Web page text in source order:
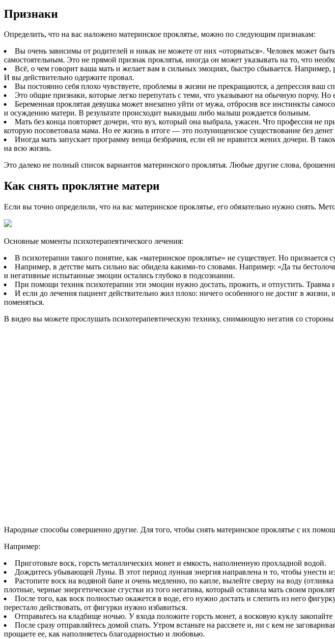
Признаки
Определить, что на вас наложено материнское проклятье, можно по следующим признакам:
Вы очень зависимы от родителей и никак не можете от них «оторваться». Человек может
самостоятельным. Это не прямой признак проклятья, иногда он может указывать на то, что
Всё, о чем говорит ваша мать и желает вам в сильных эмоциях, быстро сбывается. Например,
И вы действительно одержите провал.
Вы постоянно себя плохо чувствуете, проблемы в жизни не прекращаются, а депрессия ваш
Это общие признаки, которые легко перепутать с теми, что указывают на обычную порчу.
Беременная проклятая девушка может внезапно уйти от мужа, отбросив все инстинкты
и осуждению матери. В результате происходит выкидыш либо малыш рождается больным.
Мать без конца повторяет дочери, что вуз, который она выбрала, ужасен. Что профессия не
которую посоветовала мама. Но ее жизнь в итоге — это полунищенское существование без
Иногда мать запускает программу венца безбрачия, если ей не нравится жених дочери. В
на всю жизнь.
Это далеко не полный список вариантов материнского проклятья. Любые другие слова,
Как снять проклятие матери
Если вы точно определили, что на вас материнское проклятье, его обязательно нужно снять.
Основные моменты психотерапевтического лечения:
В психотерапии такого понятие, как «материнское проклятье» не существует. Но
Например, в детстве мать сильно вас обидела какими-то словами. Например: «Да ты
и негативные испытанные эмоции остались глубоко в подсознании.
При помощи техник психотерапии эти эмоции нужно достать, прожить, и отпустить. Травма
И если до лечения пациент действительно жил плохо: ничего особенного не достиг в
поменяться.
В видео вы можете прослушать психотерапевтическую технику, снимающую негатив со стороны
Народные способы совершенно другие. Для того, чтобы снять материнское проклятье с их
Например:
Приготовьте воск, горсть металлических монет и емкость, наполненную прохладной водой.
Дождитесь убывающей Луны. В этот период лунная энергия направлена н то, чтобы унести
Растопите воск на водяной бане и очень медленно, по капле, вылейте сверху на воду
плотные, черные энергетические сгустки из того негатива, который оставила мать своим
После того, как воск полностью окажется в воде, его нужно достать и слепить из него
перестало действовать, от фигурки нужно избавиться.
Отправьтесь на кладбище ночью. У входа положите горсть монет, а восковую куклу
После сразу отправляйтесь домой спать. Утром встаньте на рассвете и, ни с кем не
прощаете ее, как наполняетесь благодарностью и любовью.